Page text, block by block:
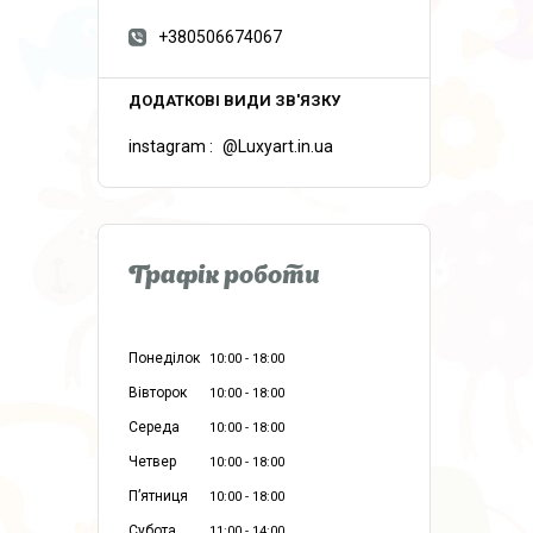
+380506674067
instagram @Luxyart.in.ua
Графік роботи
Понеділок 10:00 18:00
Вівторок 10:00 18:00
Середа 10:00 18:00
Четвер 10:00 18:00
Пʼятниця 10:00 18:00